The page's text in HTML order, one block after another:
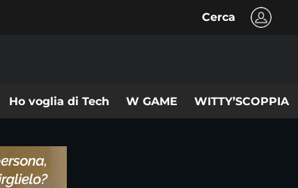
Cerca
Ho voglia di Tech W GAME WITTY’SCOPPIA